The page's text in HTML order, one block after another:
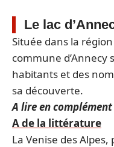
Le lac
Située dans la
commune d’Annecy
habitants et des
sa découverte.
A lire en
A de la littérature
La Venise des